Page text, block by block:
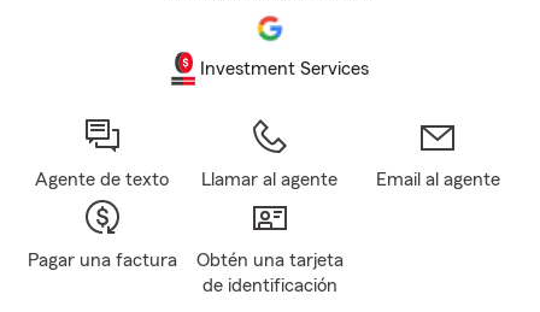
Investment Services
Agente de texto Llamar al agente Email al agente
Pagar una factura
Obtén una tarjeta
de identificación